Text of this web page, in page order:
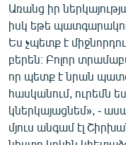
«Ազատության»
Առանց իր
իսկ եթե պատգարակով
Ես չպետք է
բերեն։ Բոլոր
որ պետք է նրան
հասկանում, ուրեմն
կներկայացնեմ», -
մյուս անգամ էլ